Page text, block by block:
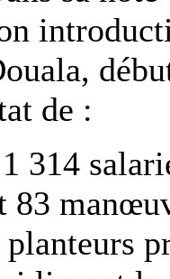
de :
314
83
planteurs